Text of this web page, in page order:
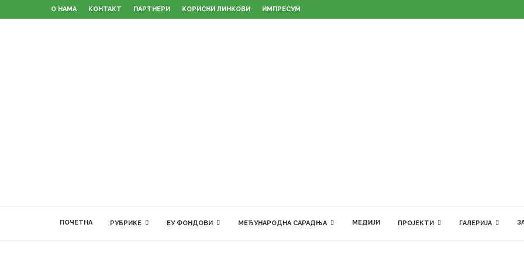
О НАМА КОНТАКТ ПАРТНЕРИ КОРИСНИ ЛИНКОВИ ИМПРЕСУМ
ПОЧЕТНА РУБРИКЕ ЕУ ФОНДОВИ МЕЂУНАРОДНА САРАДЊА МЕДИЈИ ПРОЈЕКТИ ГАЛЕРИЈА